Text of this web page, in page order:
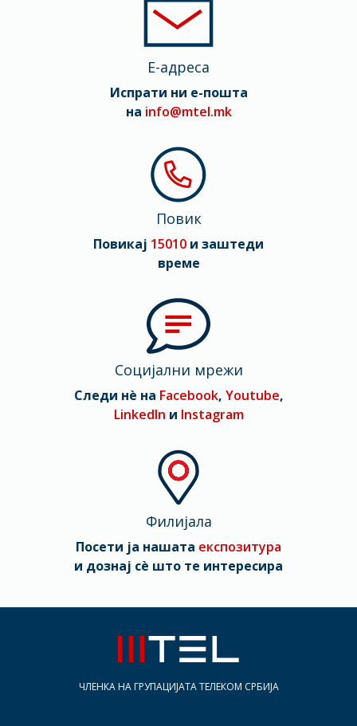
E-адреса
Испрати ни е-пошта
на info@mtel.mk
Повик
Повикај 15010 и заштеди
време
Социјални мрежи
Следи нè на Facebook, Youtube,
LinkedIn и Instagram
Филијала
Посети ја нашата експозитура
и дознај сè што те интересира
ЧЛЕНКА НА ГРУПАЦИЈАТА ТЕЛЕКОМ СРБИЈА